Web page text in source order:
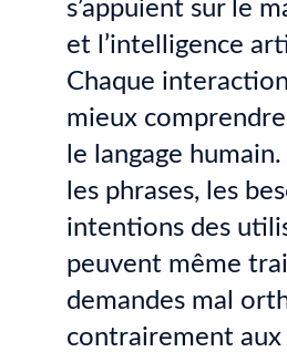
s’appuient sur le
et l’intelligence
Chaque
mieux
le langage
les phrases, les
intentions des
peuvent même
demandes mal
contrairement